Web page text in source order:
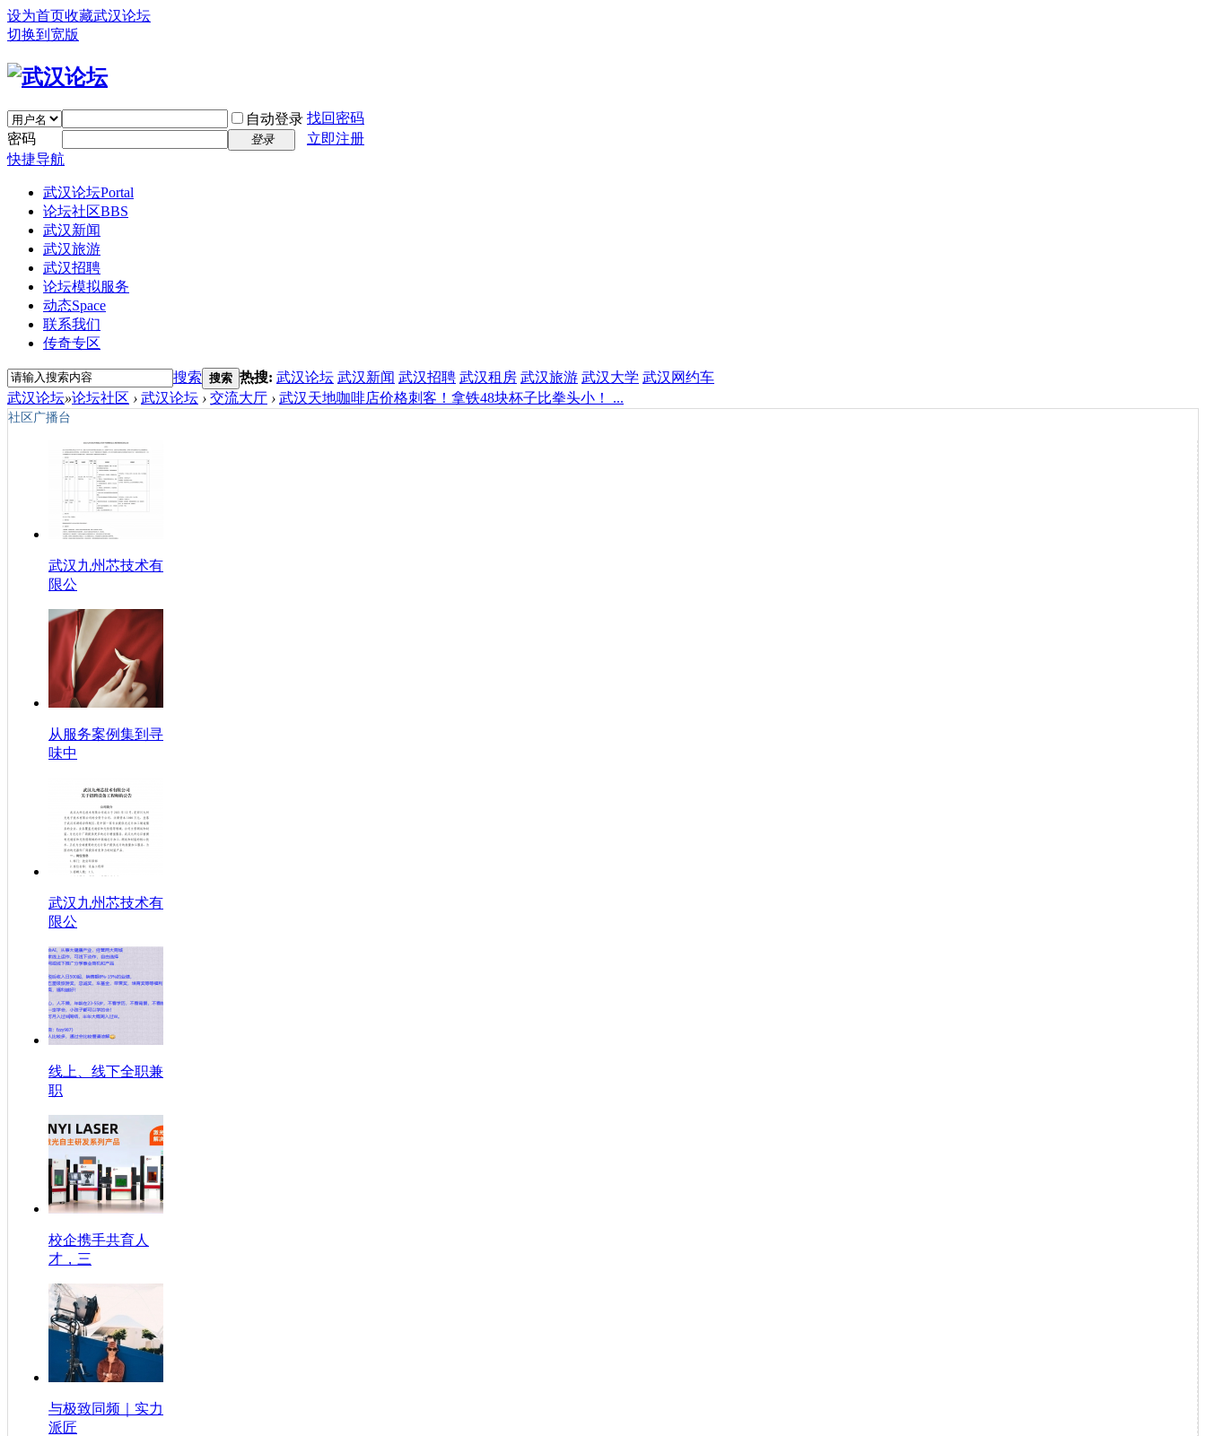
设为首页收藏武汉论坛
切换到宽版
自动登录 找回密码
密码
登录
立即注册
快捷导航
武汉论坛Portal
论坛社区BBS
武汉新闻
武汉旅游
武汉招聘
论坛模拟服务
动态Space
联系我们
传奇专区
搜索 搜索 热搜: 武汉论坛 武汉新闻 武汉招聘 武汉租房 武汉旅游 武汉大学 武汉网约车
武汉论坛»论坛社区 › 武汉论坛 › 交流大厅 › 武汉天地咖啡店价格刺客！拿铁48块杯子比拳头小！ ...
社区广播台
武汉九州芯技术有
限公
从服务案例集到寻
味中
武汉九州芯技术有
限公
线上、线下全职兼
职
校企携手共育人
才，三
与极致同频｜实力
派匠